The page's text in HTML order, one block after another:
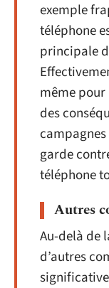
exemple
téléphone
principale
même
des
garde
téléphone
Autres
Au-delà de
d’autres